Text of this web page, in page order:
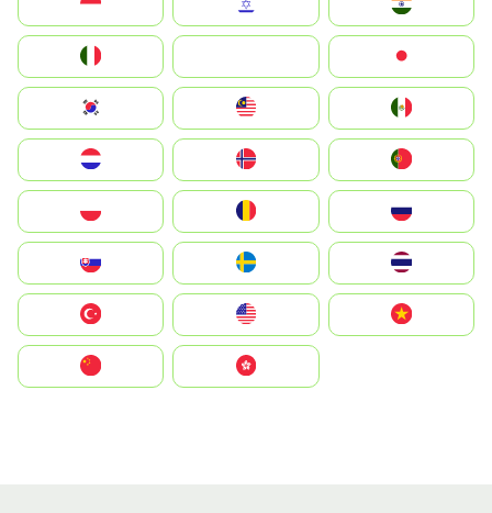
South Korea
United States
中國香港特別行政區